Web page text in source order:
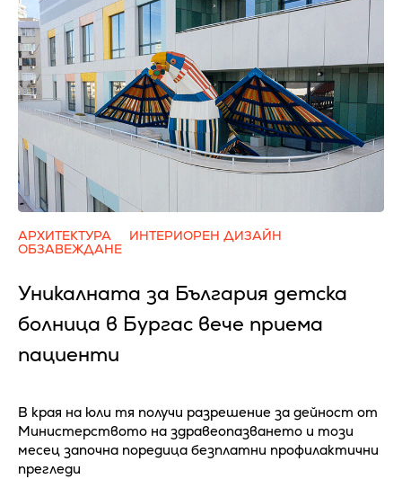
АРХИТЕКТУРА
ИНТЕРИОРЕН ДИЗАЙН
ОБЗАВЕЖДАНЕ
Уникалната за България детска
болница в Бургас вече приема
пациенти
В края на юли тя получи разрешение за дейност от
Министерството на здравеопазването и този
месец започна поредица безплатни профилактични
прегледи